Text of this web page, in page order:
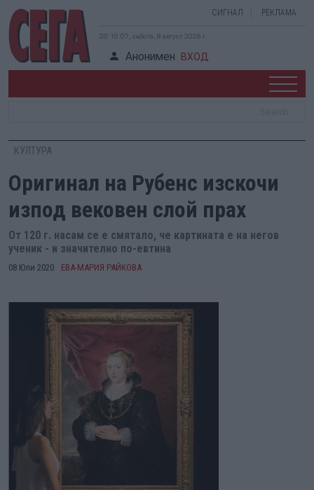
СИГНАЛ РЕКЛАМА
20:15:08, събота, 8 август 2026 г.
Анонимен ВХОД
КУЛТУРА
Оригинал на Рубенс изскочи
изпод вековен слой прах
От 120 г. насам се е смятало, че картината е на негов
ученик - и значително по-евтина
08 Юли 2020 ЕВА-МАРИЯ РАЙКОВА